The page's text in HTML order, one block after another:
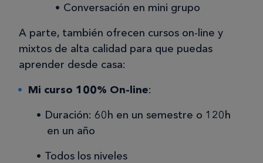
Conversación en mini grupo
A parte, también ofrecen cursos on-line y
mixtos de alta calidad para que puedas
aprender desde casa:
Mi curso 100% On-line:
Duración: 60h en un semestre o 120h
en un año
Todos los niveles